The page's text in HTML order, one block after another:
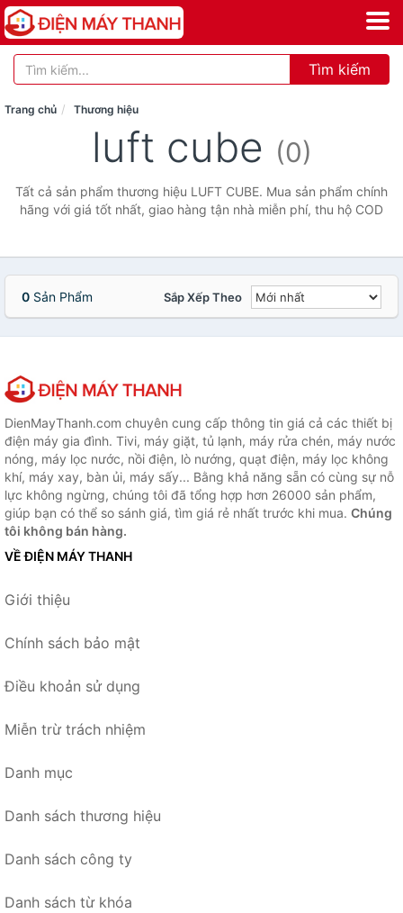
Tìm kiếm
Trang chủ Thương hiệu
luft cube (0)
Tất cả sản phẩm thương hiệu LUFT CUBE. Mua sản phẩm chính
hãng với giá tốt nhất, giao hàng tận nhà miễn phí, thu hộ COD
0 Sản Phẩm Sắp Xếp Theo
DienMayThanh.com chuyên cung cấp thông tin giá cả các thiết bị
điện máy gia đình. Tivi, máy giặt, tủ lạnh, máy rửa chén, máy nước
nóng, máy lọc nước, nồi điện, lò nướng, quạt điện, máy lọc không
khí, máy xay, bàn ủi, máy sấy... Bằng khả năng sẵn có cùng sự nỗ
lực không ngừng, chúng tôi đã tổng hợp hơn 26000 sản phẩm,
giúp bạn có thể so sánh giá, tìm giá rẻ nhất trước khi mua. Chúng
tôi không bán hàng.
VỀ ĐIỆN MÁY THANH
Giới thiệu
Chính sách bảo mật
Điều khoản sử dụng
Miễn trừ trách nhiệm
Danh mục
Danh sách thương hiệu
Danh sách công ty
Danh sách từ khóa